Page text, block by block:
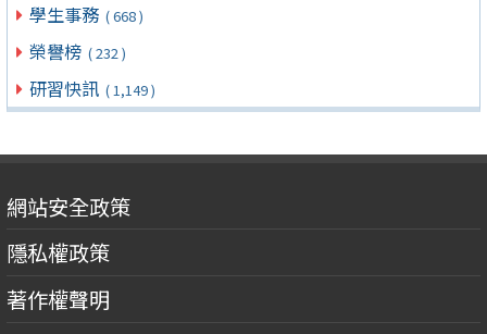
學生事務 ( 668 )
榮譽榜 ( 232 )
研習快訊 ( 1,149 )
網站安全政策
隱私權政策
著作權聲明